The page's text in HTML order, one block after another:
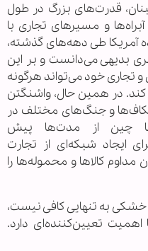
قدرت‌های بزرگ در طول
و مسیرهای تجاری با
آمریکا طی دهه‌های گذشته،
بدیهی می‌دانست و بر این
و تجاری خود می‌تواند هرگونه
کند. در همین حال، واشنگتن
و جنگ‌های مختلف در
چین از مدت‌ها پیش
ایجاد شبکه‌ای از تجارت
مداوم کالاها و محموله‌ها را
به تنهایی کافی نیست،
تعیین‌کننده‌ای دارد.